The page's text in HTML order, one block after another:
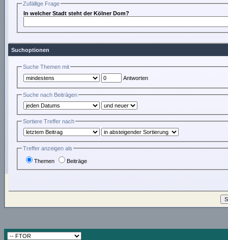
Zufällige Frage
In welcher Stadt steht der Kölner Dom?
Suchoptionen
Suche Themen mit
Antworten
Suche nach Beiträgen
Sortiere Treffer nach
Treffer anzeigen als
Themen Beiträge